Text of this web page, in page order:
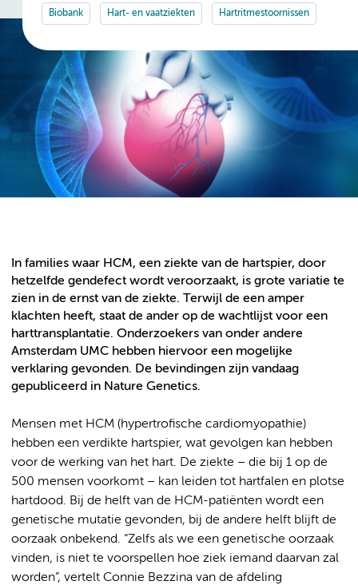
Biobank Hart- en vaatziekten Hartritmestoornissen
In families waar HCM, een ziekte van de hartspier, door
hetzelfde gendefect wordt veroorzaakt, is grote variatie te
zien in de ernst van de ziekte. Terwijl de een amper
klachten heeft, staat de ander op de wachtlijst voor een
harttransplantatie. Onderzoekers van onder andere
Amsterdam UMC hebben hiervoor een mogelijke
verklaring gevonden. De bevindingen zijn vandaag
gepubliceerd in Nature Genetics.
Mensen met HCM (hypertrofische cardiomyopathie)
hebben een verdikte hartspier, wat gevolgen kan hebben
voor de werking van het hart. De ziekte – die bij 1 op de
500 mensen voorkomt – kan leiden tot hartfalen en plotse
hartdood. Bij de helft van de HCM-patiënten wordt een
genetische mutatie gevonden, bij de andere helft blijft de
oorzaak onbekend. “Zelfs als we een genetische oorzaak
vinden, is niet te voorspellen hoe ziek iemand daarvan zal
worden”, vertelt Connie Bezzina van de afdeling